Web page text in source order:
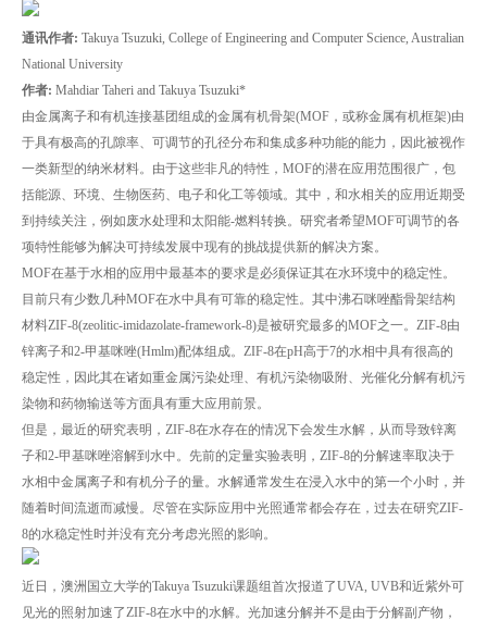
通讯作者: Takuya Tsuzuki, College of Engineering and Computer Science, Australian
National University
作者: Mahdiar Taheri and Takuya Tsuzuki*
由金属离子和有机连接基团组成的金属有机骨架(MOF，或称金属有机框架)由
于具有极高的孔隙率、可调节的孔径分布和集成多种功能的能力，因此被视作
一类新型的纳米材料。由于这些非凡的特性，MOF的潜在应用范围很广，包
括能源、环境、生物医药、电子和化工等领域。其中，和水相关的应用近期受
到持续关注，例如废水处理和太阳能-燃料转换。研究者希望MOF可调节的各
项特性能够为解决可持续发展中现有的挑战提供新的解决方案。
MOF在基于水相的应用中最基本的要求是必须保证其在水环境中的稳定性。
目前只有少数几种MOF在水中具有可靠的稳定性。其中沸石咪唑酯骨架结构
材料ZIF-8(zeolitic-imidazolate-framework-8)是被研究最多的MOF之一。ZIF-8由
锌离子和2-甲基咪唑(Hmlm)配体组成。ZIF-8在pH高于7的水相中具有很高的
稳定性，因此其在诸如重金属污染处理、有机污染物吸附、光催化分解有机污
染物和药物输送等方面具有重大应用前景。
但是，最近的研究表明，ZIF-8在水存在的情况下会发生水解，从而导致锌离
子和2-甲基咪唑溶解到水中。先前的定量实验表明，ZIF-8的分解速率取决于
水相中金属离子和有机分子的量。水解通常发生在浸入水中的第一个小时，并
随着时间流逝而减慢。尽管在实际应用中光照通常都会存在，过去在研究ZIF-
8的水稳定性时并没有充分考虑光照的影响。
近日，澳洲国立大学的Takuya Tsuzuki课题组首次报道了UVA, UVB和近紫外可
见光的照射加速了ZIF-8在水中的水解。光加速分解并不是由于分解副产物，